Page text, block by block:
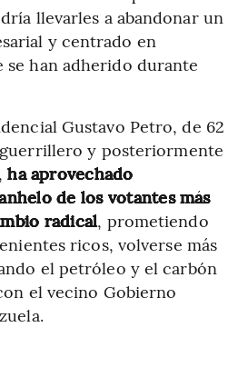
llevarles a abandonar un
y centrado en
se han adherido durante
Gustavo Petro, de 62
y posteriormente
ha aprovechado
de los votantes más
radical, prometiendo
ricos, volverse más
el petróleo y el carbón
el vecino Gobierno